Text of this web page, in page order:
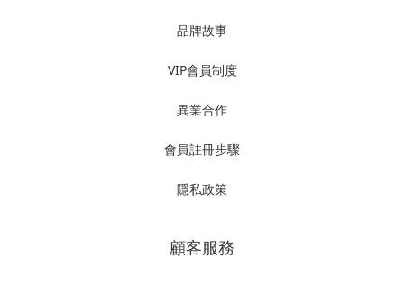
品牌故事
VIP會員制度
異業合作
會員註冊步驟
隱私政策
顧客服務